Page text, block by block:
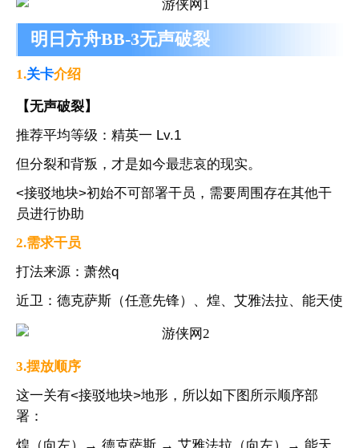
明日方舟BB-3无声破裂
1.关卡介绍
【无声破裂】
推荐平均等级：精英一 Lv.1
但分裂和背叛，才是如今最悲哀的现实。
<接驳地块>初始不可部署干员，需要周围存在其他干
员进行协助
2.需求干员
打法来源：萧然q
近卫：德克萨斯（任意先锋）、煌、艾雅法拉、能天使
3.摆放顺序
这一关有<接驳地块>地形，所以如下图所示顺序部
署：
煌（向左）→ 德克萨斯 → 艾雅法拉（向左）→ 能天